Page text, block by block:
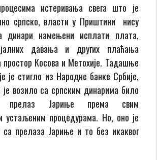
истеривања свега што је
српско, власти у Приштини нису
динари намењени исплати плата,
давања и других плаћања
простор Косова и Метохије. Тадашње
је стигло из Народне банке Србије,
је возило са српским динарима било
прелаз Јариње према свим
устаљеним процедурама. Но, оно је
прелаза Јариње и то без икаквог